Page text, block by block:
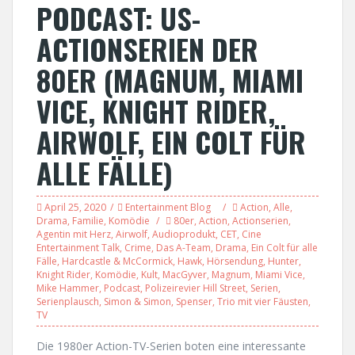
PODCAST: US-
ACTIONSERIEN DER
80ER (MAGNUM, MIAMI
VICE, KNIGHT RIDER,
AIRWOLF, EIN COLT FÜR
ALLE FÄLLE)
April 25, 2020 Entertainment Blog Action, Alle,
Drama, Familie, Komödie 80er, Action, Actionserien,
Agentin mit Herz, Airwolf, Audioprodukt, CET, Cine
Entertainment Talk, Crime, Das A-Team, Drama, Ein Colt für alle
Fälle, Hardcastle & McCormick, Hawk, Hörsendung, Hunter,
Knight Rider, Komödie, Kult, MacGyver, Magnum, Miami Vice,
Mike Hammer, Podcast, Polizeirevier Hill Street, Serien,
Serienplausch, Simon & Simon, Spenser, Trio mit vier Fäusten,
TV
Die 1980er Action-TV-Serien boten eine interessante